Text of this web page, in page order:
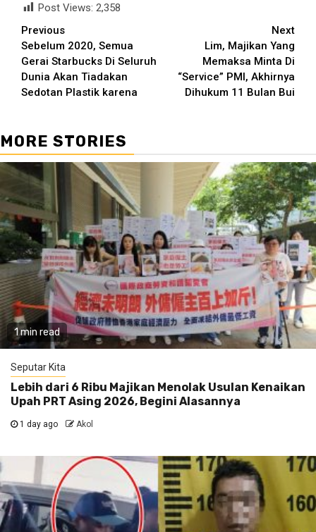
Post Views: 2,358
Continue
Reading
Previous
Sebelum 2020, Semua
Gerai Starbucks Di Seluruh
Dunia Akan Tiadakan
Sedotan Plastik karena
Next
Lim, Majikan Yang
Memaksa Minta Di
“Service” PMI, Akhirnya
Dihukum 11 Bulan Bui
MORE STORIES
1 min read
Seputar Kita
Lebih dari 6 Ribu Majikan Menolak Usulan Kenaikan
Upah PRT Asing 2026, Begini Alasannya
1 day ago Akol